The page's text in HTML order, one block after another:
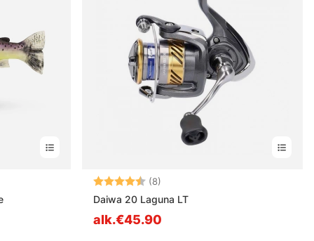
Arvio: (8)
Daiwa 20 Laguna LT
alk.€45.90